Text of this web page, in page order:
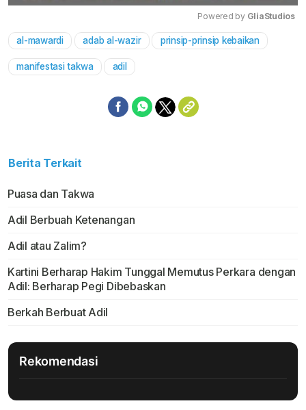
Mute
Powered by GliaStudios
al-mawardi adab al-wazir prinsip-prinsip kebaikan
manifestasi takwa adil
Berita Terkait
Puasa dan Takwa
Adil Berbuah Ketenangan
Adil atau Zalim?
Kartini Berharap Hakim Tunggal Memutus Perkara dengan
Adil: Berharap Pegi Dibebaskan
Berkah Berbuat Adil
Rekomendasi